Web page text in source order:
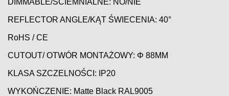
DIMMABLE/ŚCIEMNIALNE: NO/NIE
REFLECTOR ANGLE/KĄT ŚWIECENIA: 40°
RoHS / CE
CUTOUT/ OTWÓR MONTAŻOWY: Φ 88MM
KLASA SZCZELNOŚCI: IP20
WYKOŃCZENIE: Matte Black RAL9005